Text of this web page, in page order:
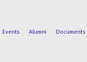
Events Alumni Documents